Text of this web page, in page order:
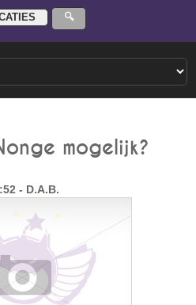
mogelijk?
- D.A.B.